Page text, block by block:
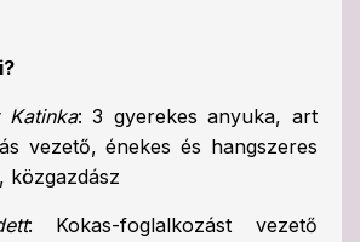
Katinka: 3 gyerekes anyuka, art
vezető, énekes és hangszeres
közgazdász
: Kokas-foglalkozást vezető